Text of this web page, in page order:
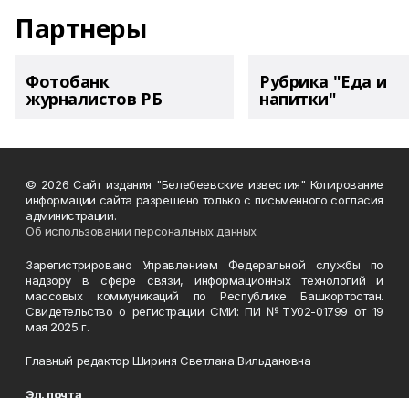
Партнеры
Фотобанк
журналистов РБ
Рубрика "Еда и
напитки"
© 2026 Сайт издания "Белебеевские известия" Копирование
информации сайта разрешено только с письменного согласия
администрации.
Об использовании персональных данных
Зарегистрировано Управлением Федеральной службы по
надзору в сфере связи, информационных технологий и
массовых коммуникаций по Республике Башкортостан.
Свидетельство о регистрации СМИ: ПИ №ТУ02-01799 от 19
мая 2025 г.
Главный редактор Шириня Светлана Вильдановна
Эл. почта